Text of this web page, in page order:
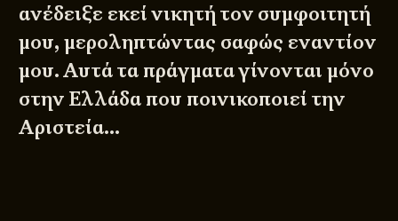
ανέδειξε εκεί νικητή τον συμφοιτητή
μου, μεροληπτώντας σαφώς εναντίον
μου. Αυτά τα πράγματα γίνονται μόνο
στην Ελλάδα που ποινικοποιεί την
Αριστεία…